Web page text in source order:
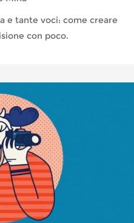
e tante voci: come creare
con poco.